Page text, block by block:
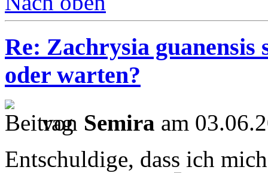
Re: Zachrysia guanensis
oder warten?
von Semira am
Entschuldige, dass ich